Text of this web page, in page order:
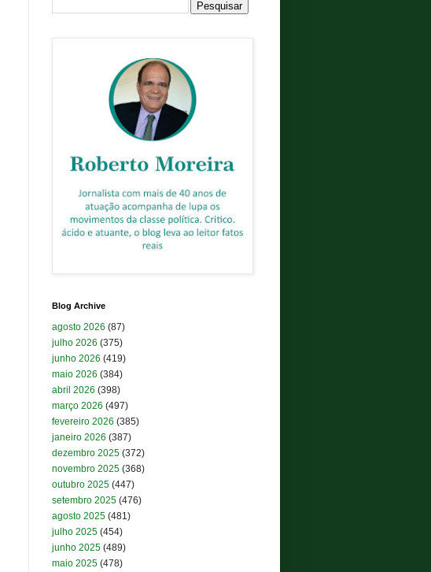
Blog Archive
agosto 2026 (87)
julho 2026 (375)
junho 2026 (419)
maio 2026 (384)
abril 2026 (398)
março 2026 (497)
fevereiro 2026 (385)
janeiro 2026 (387)
dezembro 2025 (372)
novembro 2025 (368)
outubro 2025 (447)
setembro 2025 (476)
agosto 2025 (481)
julho 2025 (454)
junho 2025 (489)
maio 2025 (478)